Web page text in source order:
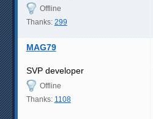
Offline
Thanks: 299
MAG79
SVP developer
Offline
Thanks: 1108